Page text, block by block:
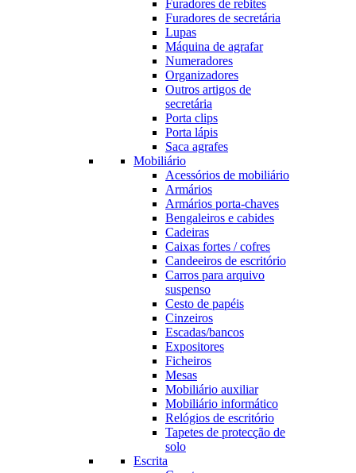
Furadores de rebites
Furadores de secretária
Lupas
Máquina de agrafar
Numeradores
Organizadores
Outros artigos de
secretária
Porta clips
Porta lápis
Saca agrafes
Mobiliário
Acessórios de mobiliário
Armários
Armários porta-chaves
Bengaleiros e cabides
Cadeiras
Caixas fortes / cofres
Candeeiros de escritório
Carros para arquivo
suspenso
Cesto de papéis
Cinzeiros
Escadas/bancos
Expositores
Ficheiros
Mesas
Mobiliário auxiliar
Mobiliário informático
Relógios de escritório
Tapetes de protecção de
solo
Escrita